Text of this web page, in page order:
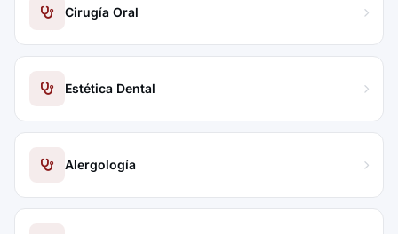
Cirugía Oral
Estética Dental
Alergología